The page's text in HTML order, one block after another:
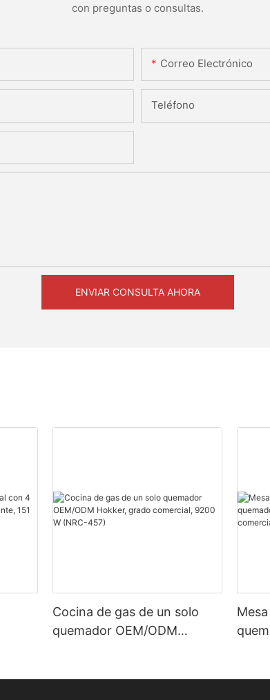
con preguntas o consultas.
Correo Electrónico
Teléfono
ENVIAR CONSULTA AHORA
Cocina de gas de un solo
quemador OEM/ODM